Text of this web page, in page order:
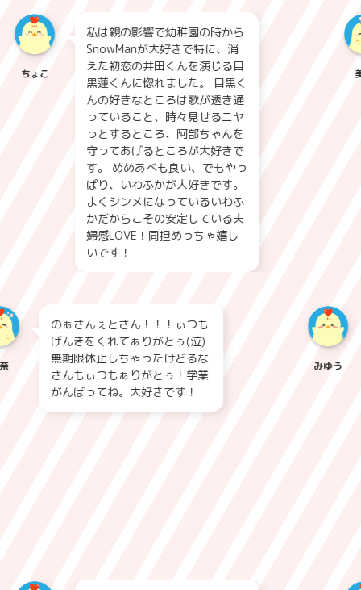
ちょこ
私は親の影響で幼稚園の時から
SnowManが大好きで特に、消
えた初恋の井田くんを演じる目
黒蓮くんに惚れました。 目黒く
んの好きなところは歌が透き通
っていること、時々見せるニヤ
っとするところ、阿部ちゃんを
守ってあげるところが大好きで
す。 めめあべも良い、でもやっ
ぱり、いわふかが大好きです。
よくシンメになっているいわふ
かだからこその安定している夫
婦感LOVE！同担めっちゃ嬉し
いです！
美兎
のぁさんぇとさん！！！ぃつも
げんきをくれてぁりがとぅ(泣)
無期限休止しちゃったけどるな
さんもぃつもぁりがとぅ！学業
がんばってね。大好きです！
みゆう